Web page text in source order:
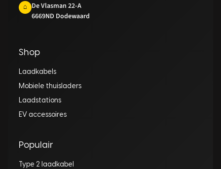
⌂
De Vlasman 22-A
6669ND Dodewaard
Shop
Laadkabels
Mobiele thuisladers
Laadstations
EV accessoires
Populair
Type 2 laadkabel